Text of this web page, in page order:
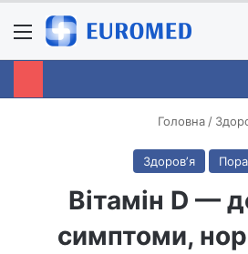
Menu
Головна /
Здоровʼя
Вітамін D —
симптоми,